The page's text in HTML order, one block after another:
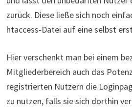
zurück. Diese ließe sich noch
htaccess-Datei auf eine selbst
Hier verschenkt man bei einem
Mitgliederbereich auch das
registrierten Nutzern die
zu nutzen, falls sie sich dorthin